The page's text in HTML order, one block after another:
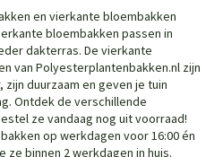
en vierkante bloembakken
bloembakken passen in
dakterras. De vierkante
van Polyesterplantenbakken.nl zijn
duurzaam en geven je tuin
Ontdek de verschillende
ze vandaag nog uit voorraad!
op werkdagen voor 16:00 én
ze binnen 2 werkdagen in huis.